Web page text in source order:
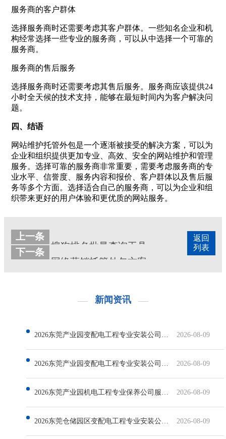
服务商的客户群体
选择服务商时还需要考虑其客户群体。一些知名企业和机
构经常选择一些专业的服务商，可以从中选择一个可靠的
服务商。
服务商的售后服务
选择服务商时还需要考虑其售后服务。服务商应该提供24
小时全天候的技术支持，能够在最短时间内为客户解决问
题。
四、结语
网站维护托管外包是一个逐渐被接受的解决方案，可以为
企业和组织提供更加专业、高效、安全的网站维护和管理
服务。选择可靠的服务商非常重要，需要考虑服务商的专
业水平、信誉度、服务内容和报价、客户群体以及售后服
务等多个方面。选择适合自己的服务商，可以为企业和组
织带来更好的用户体验和更优质的网站服务。
返回
列表
上一条
下一条
网络营销托管外包方案
新闻资讯
2026-08-09
2026-08-09
2026-08-09
2026-08-09